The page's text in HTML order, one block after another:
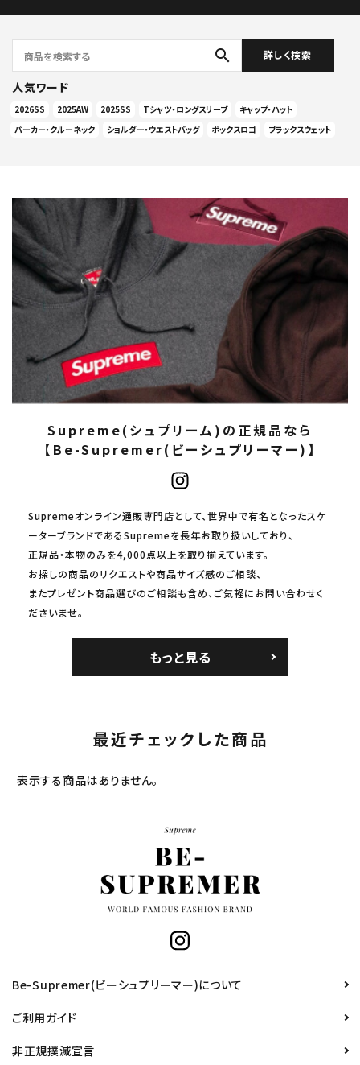
search 詳しく検索
人気ワード
2026SS 2025AW 2025SS Tシャツ・ロングスリーブ
キャップ・ハット
パーカー・クルーネック
ショルダー・ウエストバッグ ボックスロゴ ブラックスウェット
Supreme(シュプリーム)の正規品なら
【Be-Supremer(ビーシュプリーマー)】
Supremeオンライン通販専門店として、世界中で有名となったスケ
ーターブランドであるSupremeを長年お取り扱いしており、
正規品・本物のみを4,000点以上を取り揃えています。
お探しの商品のリクエストや商品サイズ感のご相談、
またプレゼント商品選びのご相談も含め、ご気軽にお問い合わせく
ださいませ。
もっと見る
最近チェックした商品
表示する商品はありません。
Be-Supremer(ビーシュプリーマー)について
ご利用ガイド
非正規撲滅宣言